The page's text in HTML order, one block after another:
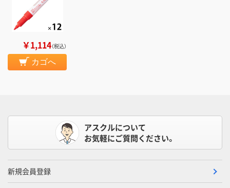
￥1,114（税込）
カゴへ
アスクルについて
お気軽にご質問ください。
新規会員登録